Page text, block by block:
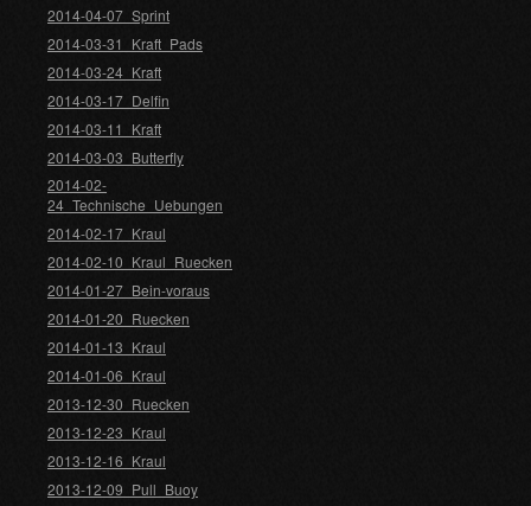
2014-04-07_Sprint
2014-03-31_Kraft_Pads
2014-03-24_Kraft
2014-03-17_Delfin
2014-03-11_Kraft
2014-03-03_Butterfly
2014-02-
24_Technische_Uebungen
2014-02-17_Kraul
2014-02-10_Kraul_Ruecken
2014-01-27_Bein-voraus
2014-01-20_Ruecken
2014-01-13_Kraul
2014-01-06_Kraul
2013-12-30_Ruecken
2013-12-23_Kraul
2013-12-16_Kraul
2013-12-09_Pull_Buoy